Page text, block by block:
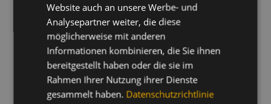
„Der Woody Award 2019 ist eine Bestätigung für
den eingeschlagenen Kurs. Der Standort setzt
neue Maßstäbe in Effizienz und Servicequalität
und schafft spürbare Vorteile für unsere Kunden.“
erklärt Geschäftsführer Martin Hilger.
Website auch an unsere Werbe- und
Analysepartner weiter, die diese
möglicherweise mit anderen
Informationen kombinieren, die Sie ihnen
bereitgestellt haben oder die sie im
Rahmen Ihrer Nutzung ihrer Dienste
gesammelt haben. Datenschutzrichtlinie